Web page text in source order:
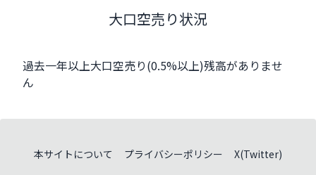
大口空売り状況
過去一年以上大口空売り(0.5%以上)残高がありませ
ん
本サイトについて プライバシーポリシー X(Twitter)